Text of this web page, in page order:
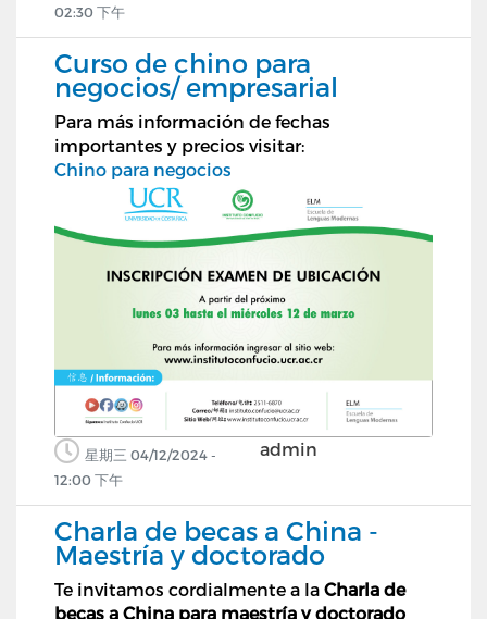
02:30 下午
Curso de chino para
negocios/ empresarial
Para más información de fechas
importantes y precios visitar:
Chino para negocios
星期三 04/12/2024 -
12:00 下午
admin
Charla de becas a China -
Maestría y doctorado
Te invitamos cordialmente a la Charla de
becas a China para maestría y doctorado